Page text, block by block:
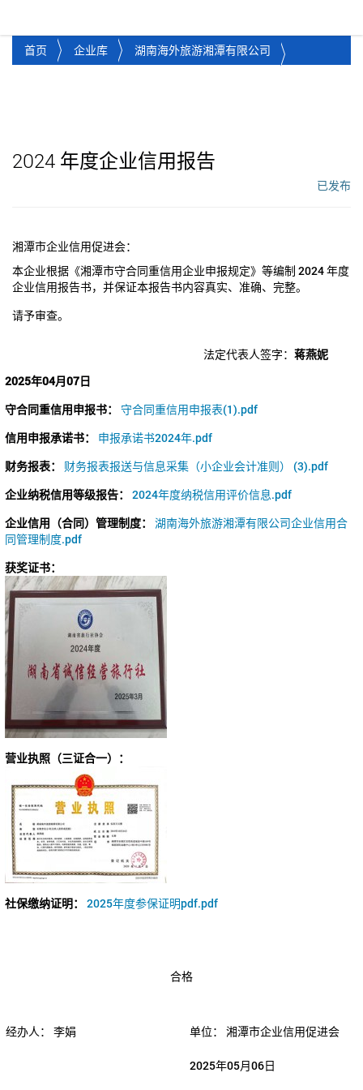
首页 企业库 湖南海外旅游湘潭有限公司
2024 年度企业信用报告
已发布
湘潭市企业信用促进会：
本企业根据《湘潭市守合同重信用企业申报规定》等编制 2024年度
企业信用报告书，并保证本报告书内容真实、准确、完整。
请予审查。
法定代表人签字： 蒋燕妮
2025年04月07日
守合同重信用申报书：
守合同重信用申报表(1).pdf
信用申报承诺书：
申报承诺书2024年.pdf
财务报表：
财务报表报送与信息采集（小企业会计准则） (3).pdf
企业纳税信用等级报告：
2024年度纳税信用评价信息.pdf
企业信用（合同）管理制度：
湖南海外旅游湘潭有限公司企业信用合
同管理制度.pdf
获奖证书：
营业执照（三证合一）：
社保缴纳证明： 2025年度参保证明pdf.pdf
合格
经办人： 李娟 单位： 湘潭市企业信用促进会
2025年05月06日